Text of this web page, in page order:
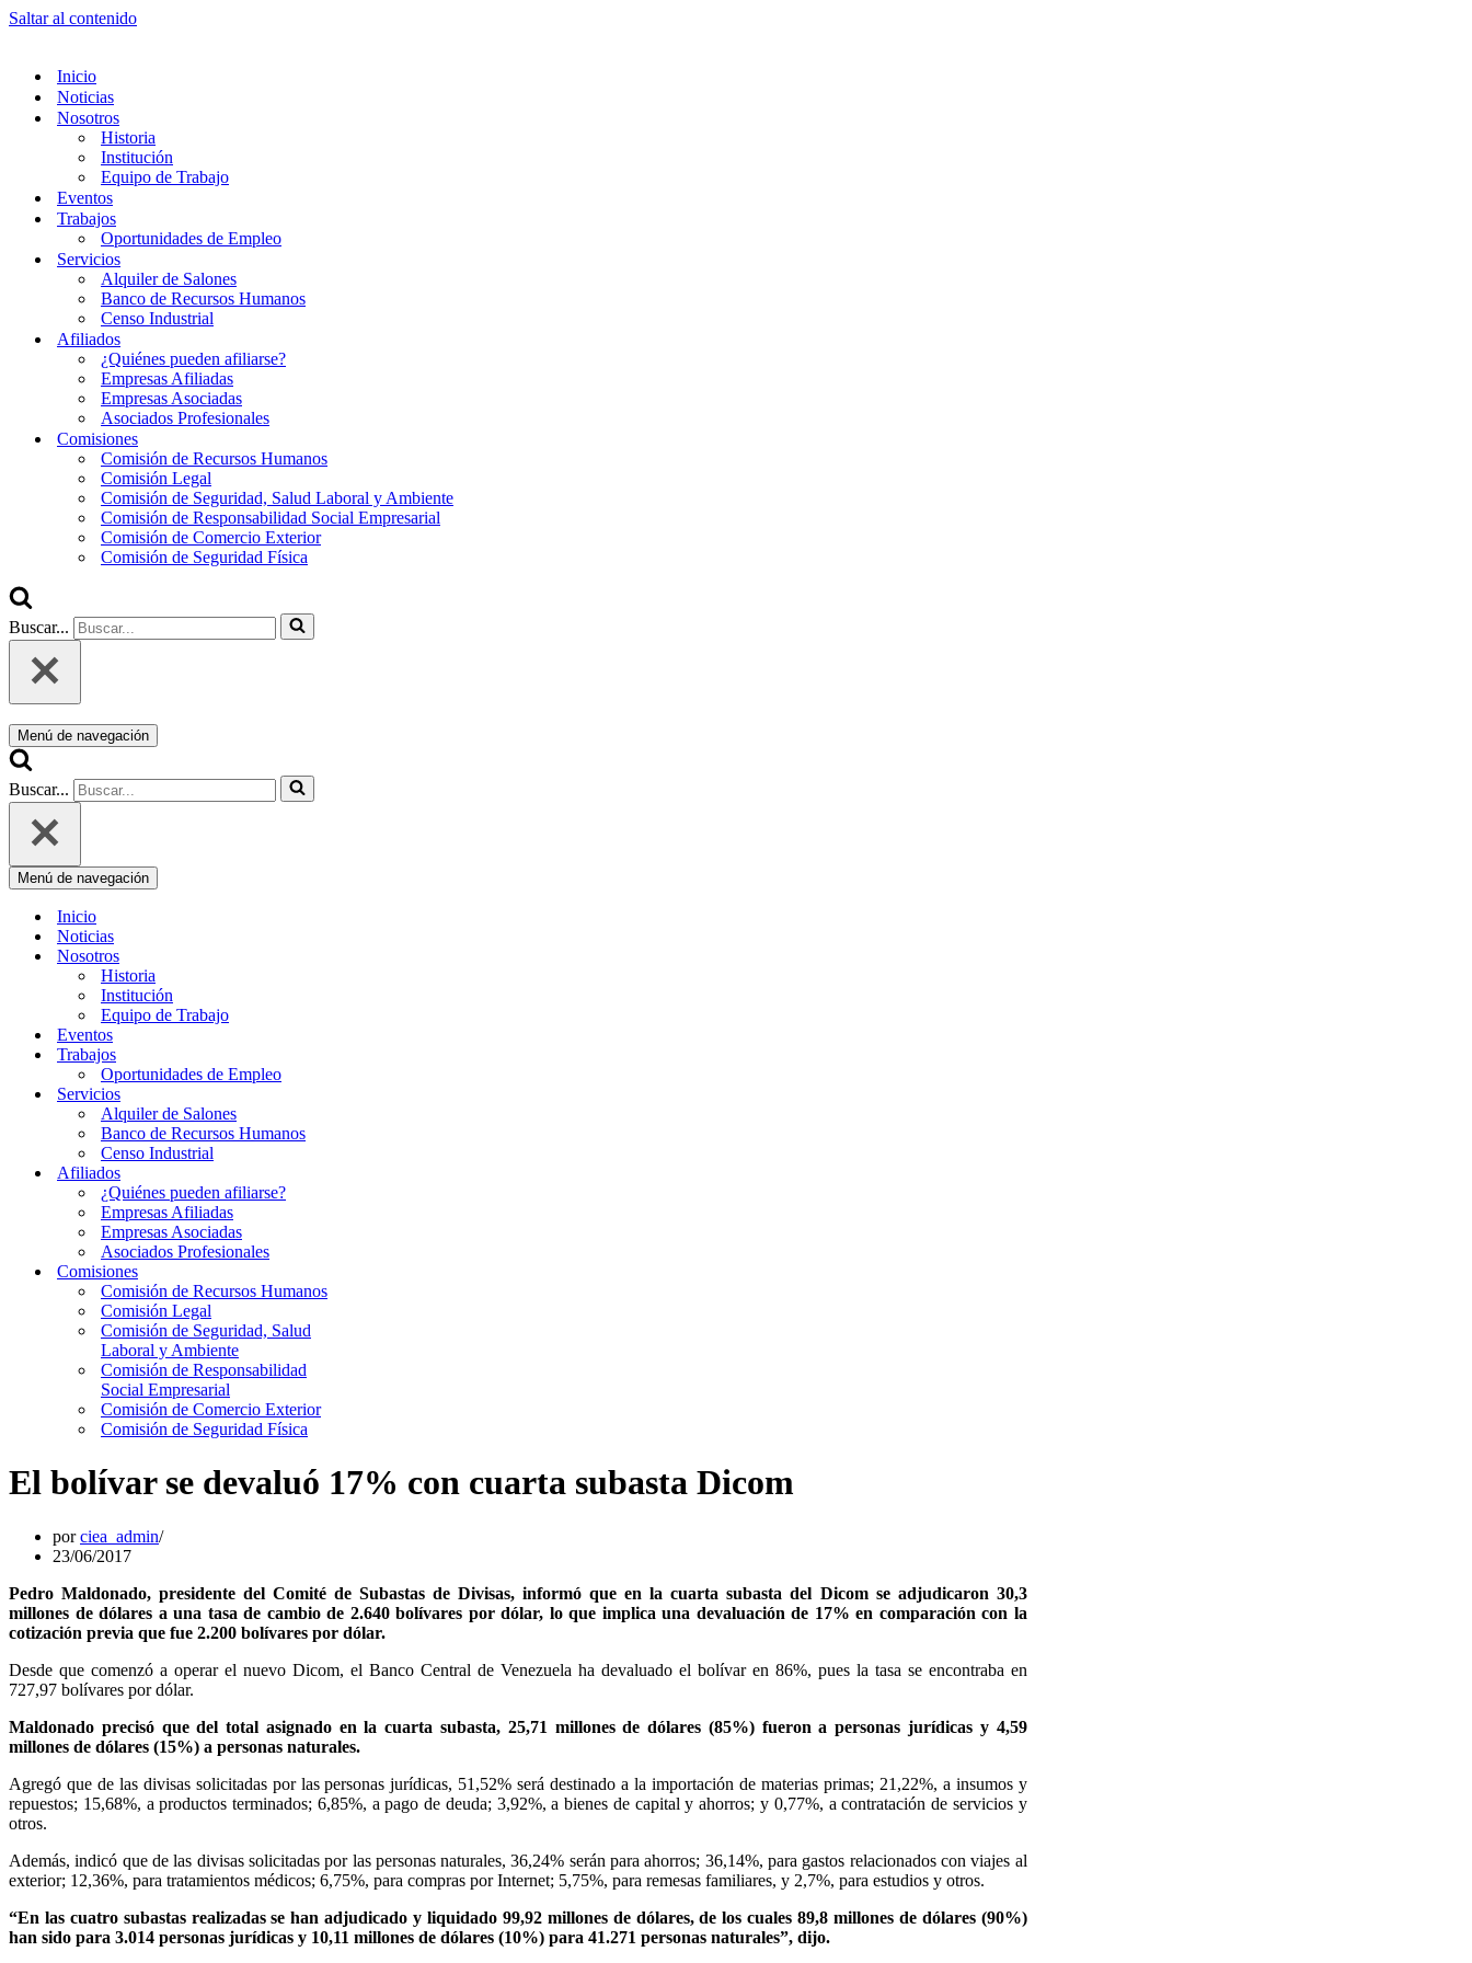
Saltar al contenido
Inicio
Noticias
Nosotros
Historia
Institución
Equipo de Trabajo
Eventos
Trabajos
Oportunidades de Empleo
Servicios
Alquiler de Salones
Banco de Recursos Humanos
Censo Industrial
Afiliados
¿Quiénes pueden afiliarse?
Empresas Afiliadas
Empresas Asociadas
Asociados Profesionales
Comisiones
Comisión de Recursos Humanos
Comisión Legal
Comisión de Seguridad, Salud Laboral y Ambiente
Comisión de Responsabilidad Social Empresarial
Comisión de Comercio Exterior
Comisión de Seguridad Física
Buscar...
Menú de navegación
Buscar...
Menú de navegación
Inicio
Noticias
Nosotros
Historia
Institución
Equipo de Trabajo
Eventos
Trabajos
Oportunidades de Empleo
Servicios
Alquiler de Salones
Banco de Recursos Humanos
Censo Industrial
Afiliados
¿Quiénes pueden afiliarse?
Empresas Afiliadas
Empresas Asociadas
Asociados Profesionales
Comisiones
Comisión de Recursos Humanos
Comisión Legal
Comisión de Seguridad, Salud
Laboral y Ambiente
Comisión de Responsabilidad
Social Empresarial
Comisión de Comercio Exterior
Comisión de Seguridad Física
El bolívar se devaluó 17% con cuarta subasta Dicom
porciea_admin
23/06/2017
Pedro Maldonado, presidente del Comité de Subastas de Divisas, informó que en la cuarta subasta del Dicom se adjudicaron 30,3
millones de dólares a una tasa de cambio de 2.640 bolívares por dólar, lo que implica una devaluación de 17% en comparación con la
cotización previa que fue 2.200 bolívares por dólar.
Desde que comenzó a operar el nuevo Dicom, el Banco Central de Venezuela ha devaluado el bolívar en 86%, pues la tasa se encontraba en
727,97 bolívares por dólar.
Maldonado precisó que del total asignado en la cuarta subasta, 25,71 millones de dólares (85%) fueron a personas jurídicas y 4,59
millones de dólares (15%) a personas naturales.
Agregó que de las divisas solicitadas por las personas jurídicas, 51,52% será destinado a la importación de materias primas; 21,22%, a insumos y
repuestos; 15,68%, a productos terminados; 6,85%, a pago de deuda; 3,92%, a bienes de capital y ahorros; y 0,77%, a contratación de servicios y
otros.
Además, indicó que de las divisas solicitadas por las personas naturales, 36,24% serán para ahorros; 36,14%, para gastos relacionados con viajes al
exterior; 12,36%, para tratamientos médicos; 6,75%, para compras por Internet; 5,75%, para remesas familiares, y 2,7%, para estudios y otros.
“En las cuatro subastas realizadas se han adjudicado y liquidado 99,92 millones de dólares, de los cuales 89,8 millones de dólares (90%)
han sido para 3.014 personas jurídicas y 10,11 millones de dólares (10%) para 41.271 personas naturales”, dijo.